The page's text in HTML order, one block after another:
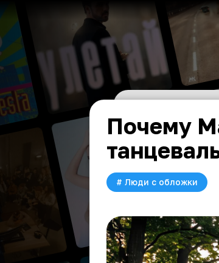
Почему
# Люди с обложки